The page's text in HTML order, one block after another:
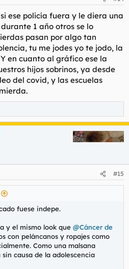
si ese policía fuera y le diera una
1 año otros se lo
pasan por algo tan
tu me jodes yo te jodo, la
en cuanto al gráfico ese la
hijos sobrinos, ya desde
del covid, y las escuelas
#15
fuese indepe.
y el mismo look que @Cáncer de
con peláncanos y ropajes como
Como una malsana
causa de la adolescencia